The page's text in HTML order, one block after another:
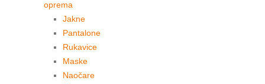
oprema
Jakne
Pantalone
Rukavice
Maske
Naočare